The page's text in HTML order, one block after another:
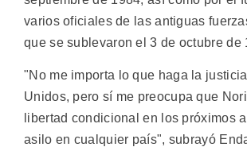
varios oficiales de las antiguas
que se sublevaron el 3 de octubre de
"No me importa lo que haga la
Unidos, pero sí me preocupa que
libertad condicional en los próximos
asilo en cualquier país", subrayó